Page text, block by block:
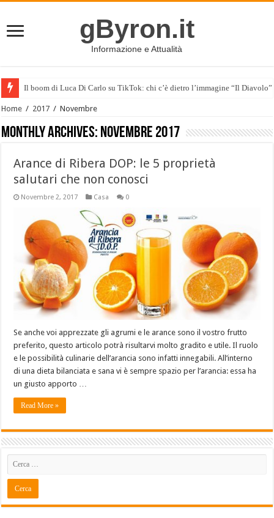
gByron.it
Informazione e Attualità
Il boom di Luca Di Carlo su TikTok: chi c’è dietro l’immagine “Il Diavolo”
Home / 2017 / Novembre
Monthly Archives: Novembre 2017
Arance di Ribera DOP: le 5 proprietà
salutari che non conosci
Novembre 2, 2017 Casa 0
Se anche voi apprezzate gli agrumi e le arance sono il vostro frutto
preferito, questo articolo potrà risultarvi molto gradito e utile. Il ruolo
e le possibilità culinarie dell’arancia sono infatti innegabili. All’interno
di una dieta bilanciata e sana vi è sempre spazio per l’arancia: essa ha
un giusto apporto …
Read More »